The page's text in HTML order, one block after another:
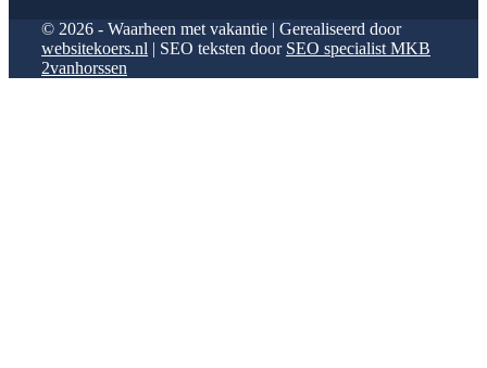
© 2026 - Waarheen met vakantie | Gerealiseerd door
websitekoers.nl | SEO teksten door SEO specialist MKB
2vanhorssen